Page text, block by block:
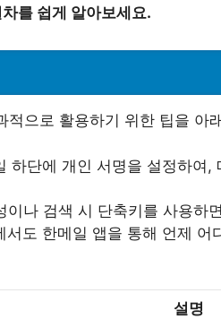
를 쉽게 알아보세요.
적으로 활용하기 위한 팁을 아
하단에 개인 서명을 설정하여,
이나 검색 시 단축키를 사용하
서도 한메일 앱을 통해 언제 어
설명